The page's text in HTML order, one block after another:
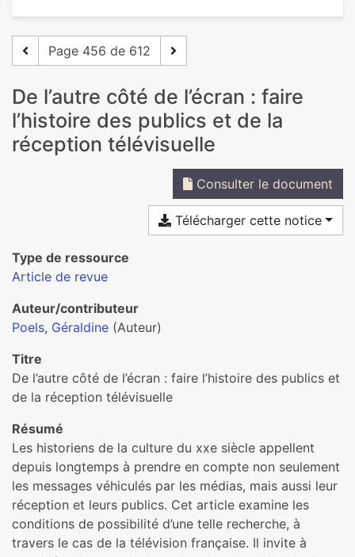
Page 456 de 612
De l’autre côté de l’écran : faire
l’histoire des publics et de la
réception télévisuelle
Consulter le document
Télécharger cette notice
Type de ressource
Article de revue
Auteur/contributeur
Poels, Géraldine (Auteur)
Titre
De l’autre côté de l’écran : faire l’histoire des publics et
de la réception télévisuelle
Résumé
Les historiens de la culture du xxe siècle appellent
depuis longtemps à prendre en compte non seulement
les messages véhiculés par les médias, mais aussi leur
réception et leurs publics. Cet article examine les
conditions de possibilité d’une telle recherche, à
travers le cas de la télévision française. Il invite à